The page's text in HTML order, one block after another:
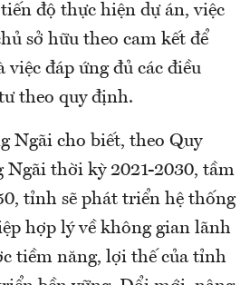
độ thực hiện dự án, việc
sở hữu theo cam kết để
việc đáp ứng đủ các điều
theo quy định.
Ngãi cho biết, theo Quy
Ngãi thời kỳ 2021-2030, tầm
tỉnh sẽ phát triển hệ thống
hợp lý về không gian lãnh
tiềm năng, lợi thế của tỉnh